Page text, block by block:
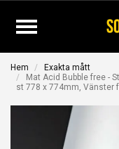
Hem
Exakta mått
Mat Acid Bubble free -
st 778 x 774mm, Vänster